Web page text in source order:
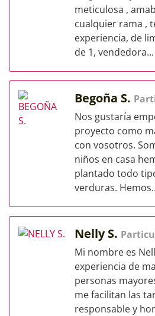
meticulosa ,
cualquier rama ,
experiencia, de
de 1, vendedora...
Begoña S.
Nos gustaría
proyecto como
con vosotros.
niños en casa
plantado todo
verduras.
Nelly S.
Mi nombre es
experiencia de
personas
me facilitan las
responsable y